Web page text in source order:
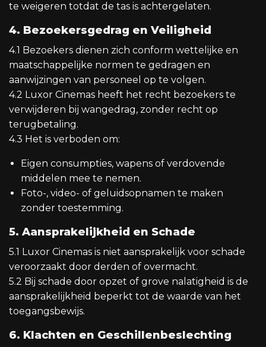
te weigeren totdat de tas is achtergelaten.
4. Bezoekersgedrag en Veiligheid
4.1 Bezoekers dienen zich conform wettelijke en
maatschappelijke normen te gedragen en
aanwijzingen van personeel op te volgen.
4.2 Luxor Cinemas heeft het recht bezoekers te
verwijderen bij wangedrag, zonder recht op
terugbetaling.
4.3 Het is verboden om:
Eigen consumpties, wapens of verdovende
middelen mee te nemen.
Foto-, video- of geluidsopnamen te maken
zonder toestemming.
5. Aansprakelijkheid en Schade
5.1 Luxor Cinemas is niet aansprakelijk voor schade
veroorzaakt door derden of overmacht.
5.2 Bij schade door opzet of grove nalatigheid is de
aansprakelijkheid beperkt tot de waarde van het
toegangsbewijs.
6. Klachten en Geschillenbeslechting